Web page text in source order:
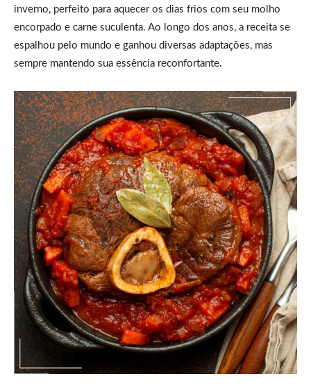
inverno, perfeito para aquecer os dias frios com seu molho
encorpado e carne suculenta. Ao longo dos anos, a receita se
espalhou pelo mundo e ganhou diversas adaptações, mas
sempre mantendo sua essência reconfortante.